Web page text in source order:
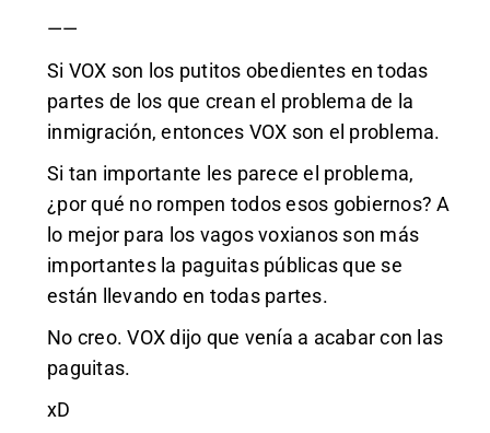
——
Si VOX son los putitos obedientes en todas
partes de los que crean el problema de la
inmigración, entonces VOX son el problema.
Si tan importante les parece el problema,
¿por qué no rompen todos esos gobiernos? A
lo mejor para los vagos voxianos son más
importantes la paguitas públicas que se
están llevando en todas partes.
No creo. VOX dijo que venía a acabar con las
paguitas.
xD